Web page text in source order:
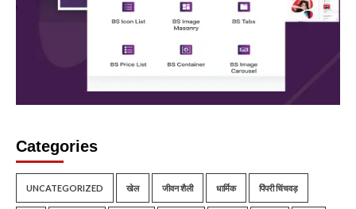
Categories
UNCATEGORIZED खेल जीवन शैली धार्मिक पिंपरी चिंचवड़